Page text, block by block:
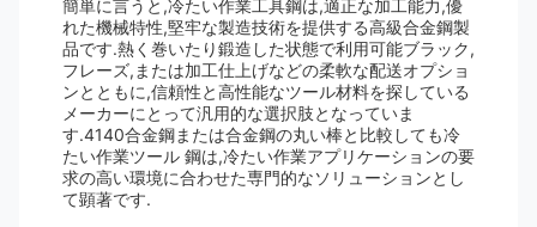
簡単に言うと,冷たい作業工具鋼は,適正な加工能力,優
れた機械特性,堅牢な製造技術を提供する高級合金鋼製
品です.熱く巻いたり鍛造した状態で利用可能ブラック,
フレーズ,または加工仕上げなどの柔軟な配送オプショ
ンとともに,信頼性と高性能なツール材料を探している
メーカーにとって汎用的な選択肢となっていま
す.4140合金鋼または合金鋼の丸い棒と比較しても冷
たい作業ツール 鋼は,冷たい作業アプリケーションの要
求の高い環境に合わせた専門的なソリューションとし
て顕著です.